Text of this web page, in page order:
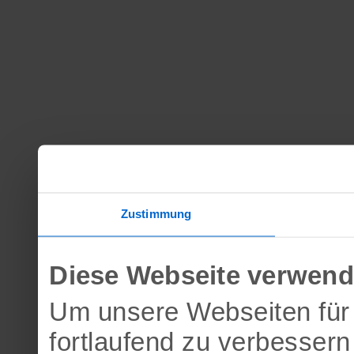
Zustimmung
Diese Webseite
Um unsere Webseiten
fortlaufend zu